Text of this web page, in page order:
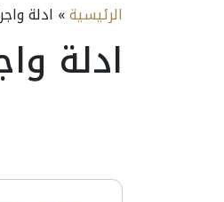
الرئيسية» ادلة
ادلة